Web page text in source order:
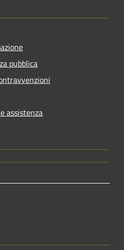
pubblica
assistenza